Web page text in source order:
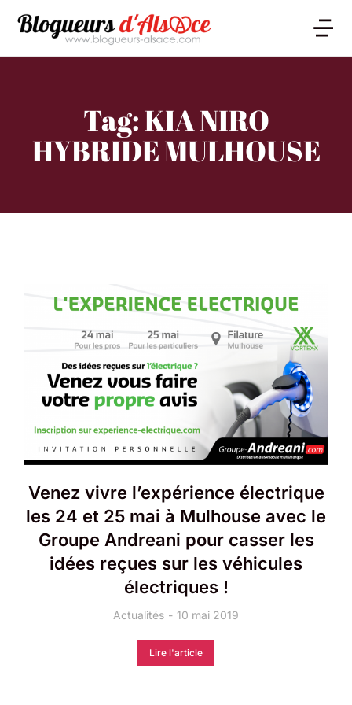
Tag: KIA NIRO
HYBRIDE MULHOUSE
Venez vivre l’expérience électrique
les 24 et 25 mai à Mulhouse avec le
Groupe Andreani pour casser les
idées reçues sur les véhicules
électriques !
Actualités 10 mai 2019
Lire l'article